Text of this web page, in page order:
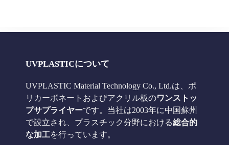
UVPLASTICについて
UVPLASTIC Material Technology Co., Ltd.は、ポ
リカーボネートおよびアクリル板のワンストッ
プサプライヤーです。当社は2003年に中国蘇州
で設立され、プラスチック分野における総合的
な加工を行っています。